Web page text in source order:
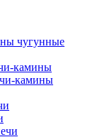
чугунные
камины
камины